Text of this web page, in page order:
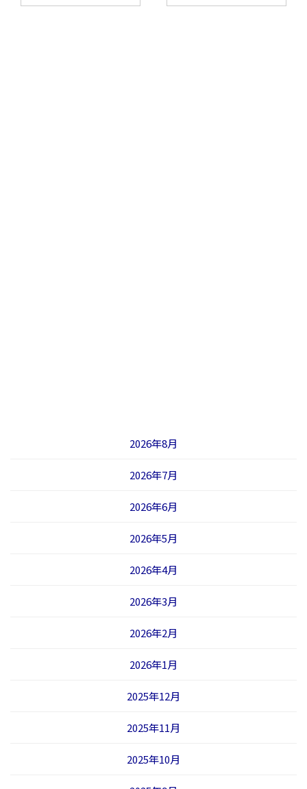
2026年8月
2026年7月
2026年6月
2026年5月
2026年4月
2026年3月
2026年2月
2026年1月
2025年12月
2025年11月
2025年10月